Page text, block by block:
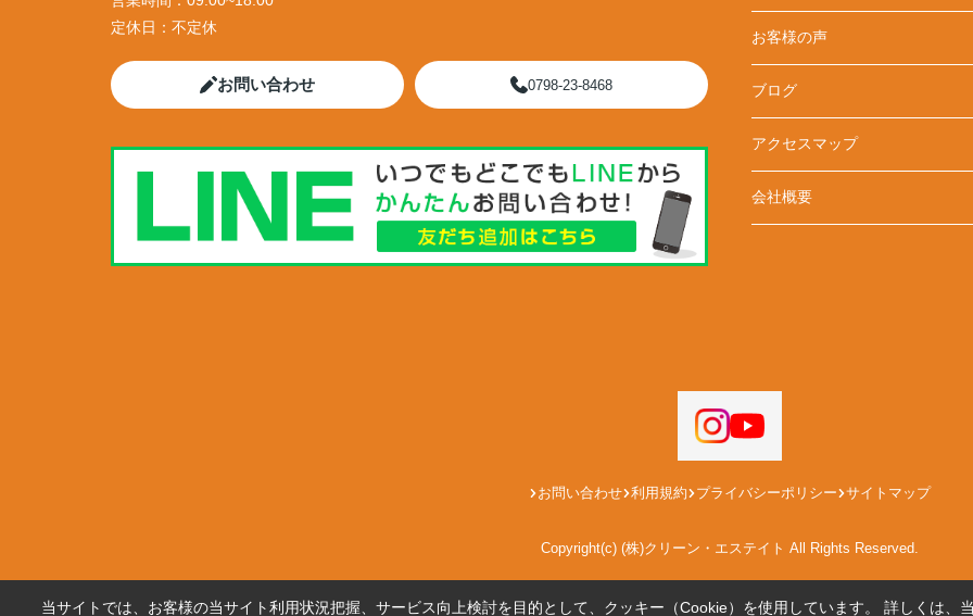
定休日： 不定休
お問い合わせ 0798-23-8468
お客様の声
ブログ
アクセスマップ
会社概要
お問い合わせ 利用規約 プライバシーポリシー サイトマップ
Copyright(c) (株)クリーン・エステイト All Rights Reserved.
当サイトでは、お客様の当サイト利用状況把握、サービス向上検討を目的として、クッキー（Cookie）を使用しています。 詳しくは、